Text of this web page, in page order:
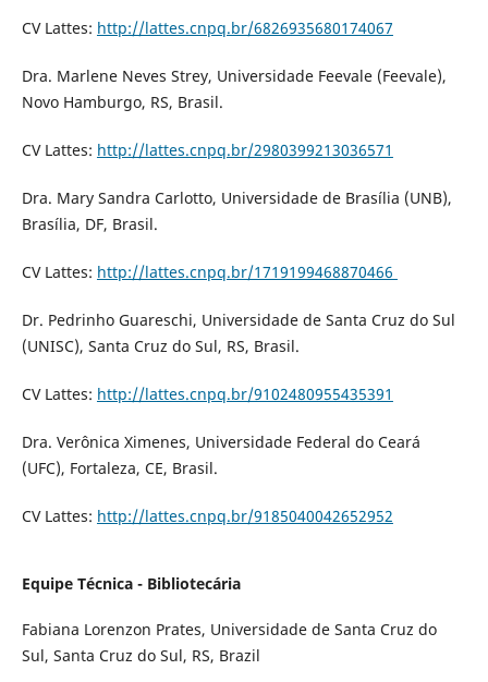
CV Lattes: http://lattes.cnpq.br/6826935680174067
Dra. Marlene Neves Strey, Universidade Feevale (Feevale),
Novo Hamburgo, RS, Brasil.
CV Lattes: http://lattes.cnpq.br/2980399213036571
Dra. Mary Sandra Carlotto, Universidade de Brasília (UNB),
Brasília, DF, Brasil.
CV Lattes: http://lattes.cnpq.br/1719199468870466
Dr. Pedrinho Guareschi, Universidade de Santa Cruz do Sul
(UNISC), Santa Cruz do Sul, RS, Brasil.
CV Lattes: http://lattes.cnpq.br/9102480955435391
Dra. Verônica Ximenes, Universidade Federal do Ceará
(UFC), Fortaleza, CE, Brasil.
CV Lattes: http://lattes.cnpq.br/9185040042652952
Equipe Técnica - Bibliotecária
Fabiana Lorenzon Prates, Universidade de Santa Cruz do
Sul, Santa Cruz do Sul, RS, Brazil